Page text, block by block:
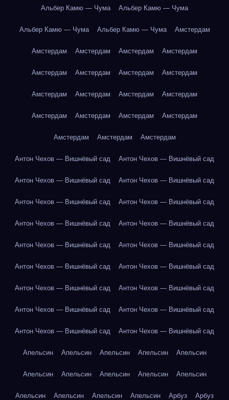
Альбер Камю — Чума Альбер Камю — Чума
Альбер Камю — Чума Альбер Камю — Чума Амстердам
Амстердам Амстердам Амстердам Амстердам
Амстердам Амстердам Амстердам Амстердам
Амстердам Амстердам Амстердам Амстердам
Амстердам Амстердам Амстердам Амстердам
Амстердам Амстердам Амстердам
Антон Чехов — Вишнёвый сад Антон Чехов — Вишнёвый сад
Антон Чехов — Вишнёвый сад Антон Чехов — Вишнёвый сад
Антон Чехов — Вишнёвый сад Антон Чехов — Вишнёвый сад
Антон Чехов — Вишнёвый сад Антон Чехов — Вишнёвый сад
Антон Чехов — Вишнёвый сад Антон Чехов — Вишнёвый сад
Антон Чехов — Вишнёвый сад Антон Чехов — Вишнёвый сад
Антон Чехов — Вишнёвый сад Антон Чехов — Вишнёвый сад
Антон Чехов — Вишнёвый сад Антон Чехов — Вишнёвый сад
Антон Чехов — Вишнёвый сад Антон Чехов — Вишнёвый сад
Апельсин Апельсин Апельсин Апельсин Апельсин
Апельсин Апельсин Апельсин Апельсин Апельсин
Апельсин Апельсин Апельсин Апельсин Арбуз Арбуз